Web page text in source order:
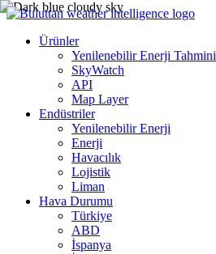
Ürünler
Yenilenebilir Enerji Tahmini
SkyWatch
API
Map Layer
Endüstriler
Yenilenebilir Enerji
Enerji
Havacılık
Lojistik
Liman
Hava Durumu
Türkiye
ABD
İspanya